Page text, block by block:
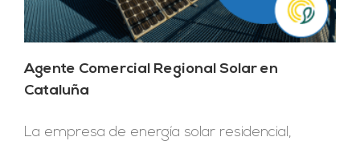
Agente Comercial Regional Solar en
Cataluña
La empresa de energía solar residencial,